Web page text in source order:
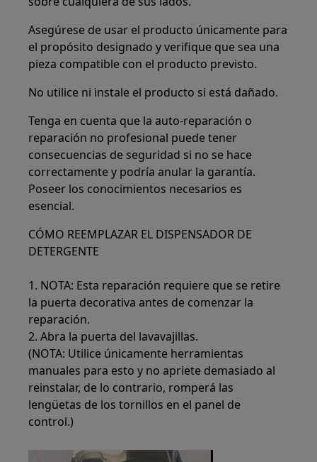
Asegúrese de usar el producto únicamente para
el propósito designado y verifique que sea una
pieza compatible con el producto previsto.
No utilice ni instale el producto si está dañado.
Tenga en cuenta que la auto-reparación o
reparación no profesional puede tener
consecuencias de seguridad si no se hace
correctamente y podría anular la garantía.
Poseer los conocimientos necesarios es
esencial.
CÓMO REEMPLAZAR EL DISPENSADOR DE
DETERGENTE
1. NOTA: Esta reparación requiere que se retire
la puerta decorativa antes de comenzar la
reparación.
2. Abra la puerta del lavavajillas.
(NOTA: Utilice únicamente herramientas
manuales para esto y no apriete demasiado al
reinstalar, de lo contrario, romperá las
lengüetas de los tornillos en el panel de
control.)